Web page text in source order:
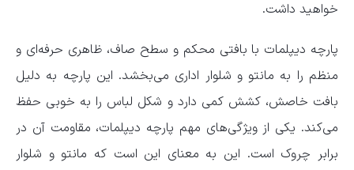
خواهید داشت.
پارچه دیپلمات با بافتی محکم و سطح صاف، ظاهری حرفه‌ای و
منظم را به مانتو و شلوار اداری می‌بخشد. این پارچه به دلیل
بافت خاصش، کشش کمی دارد و شکل لباس را به خوبی حفظ
می‌کند. یکی از ویژگی‌های مهم پارچه دیپلمات، مقاومت آن در
برابر چروک است. این به معنای این است که مانتو و شلوار